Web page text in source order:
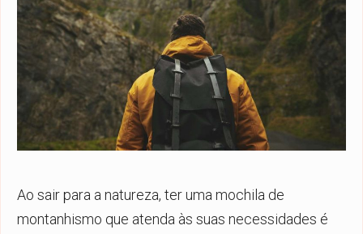
Ao sair para a natureza, ter uma mochila de
montanhismo que atenda às suas necessidades é